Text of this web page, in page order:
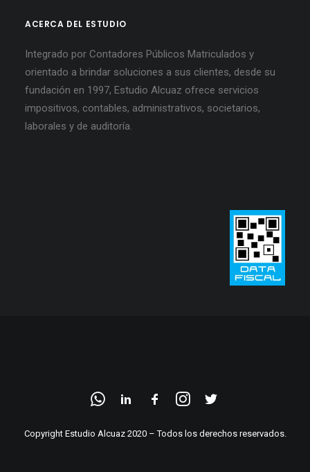
ACERCA DEL ESTUDIO
Integrado por Contadores Públicos Matriculados y
orientado a brindar soluciones a sus clientes, desde su
fundación en 1997, Estudio Alcuaz ofrece servicios
impositivos, contables, administrativos, societarios,
laborales y de auditoría.
Copyright Estudio Alcuaz 2020 – Todos los derechos reservados.